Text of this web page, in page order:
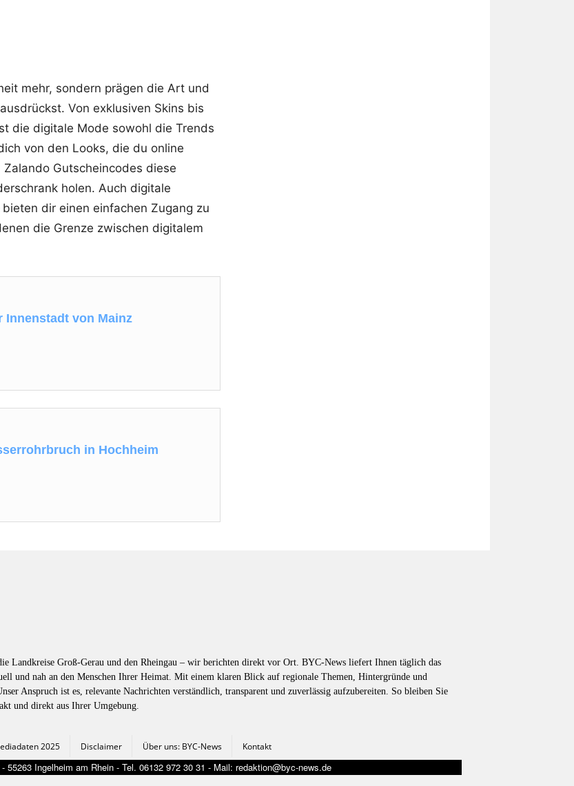
mehr, sondern prägen die Art und
Von exklusiven Skins bis
die digitale Mode sowohl die Trends
von den Looks, die du online
Gutscheincodes diese
holen. Auch digitale
dir einen einfachen Zugang zu
die Grenze zwischen digitalem
Innenstadt von Mainz
in Hochheim
Landkreise Groß-Gerau und den Rheingau – wir berichten direkt vor Ort. BYC-News liefert Ihnen täglich das
und nah an den Menschen Ihrer Heimat. Mit einem klaren Blick auf regionale Themen, Hintergründe und
Anspruch ist es, relevante Nachrichten verständlich, transparent und zuverlässig aufzubereiten. So bleiben Sie
und direkt aus Ihrer Umgebung.
2025 Disclaimer Über uns: BYC-News Kontakt
55263 Ingelheim am Rhein - Tel. 06132 972 30 31 - Mail: redaktion@byc-news.de